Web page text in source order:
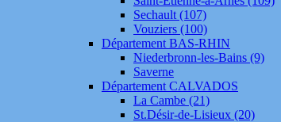
Sechault (107)
Vouziers (100)
Département BAS-RHIN
Niederbronn-les-Bains (9)
Saverne
Département CALVADOS
La Cambe (21)
St.Désir-de-Lisieux (20)